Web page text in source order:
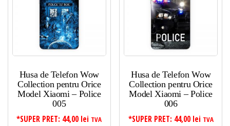
Husa de Telefon Wow
Collection pentru Orice
Model Xiaomi – Police
005
*SUPER PRET: 44,00 lei TVA
Husa de Telefon Wow
Collection pentru Orice
Model Xiaomi – Police
006
*SUPER PRET: 44,00 lei TVA